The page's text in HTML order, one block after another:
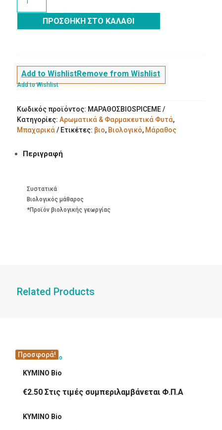
Αλεσμένος
ποσότητα
ΠΡΟΣΘΉΚΗ ΣΤΟ ΚΑΛΆΘΙ
Add to WishlistRemove from Wishlist
Add to Wishlist
Κωδικός προϊόντος: ΜΑΡΑΘΟΣBIOSPICEME
Κατηγορίες: Αρωματικά & Φαρμακευτικά Φυτά,
Μπαχαρικά
Ετικέτες: βιο, Βιολογικό, Μάραθος
Περιγραφή
Συστατικά
Βιολογικός μάθαρος
*Προϊόν βιολογικής γεωργίας
Related Products
ΚΥΜΙΝΟ Bio
€2.50 Στις τιμές συμπεριλαμβάνεται Φ.Π.Α
ΚΥΜΙΝΟ Bio
Προσφορά!